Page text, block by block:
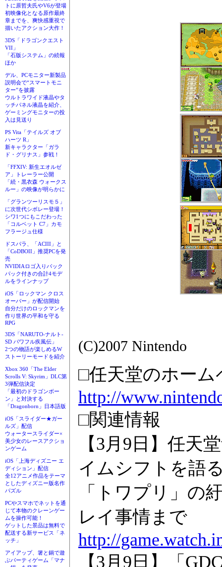
トに原哲夫氏やV6が登場
初映像化となる原作最終
章までを、爽快感重視で
描いたアクション大作！
3DS「ドラゴンクエスト
VII」
「石版システム」の続報
ほか
デル、PCモニター新製品
説明会で“スマートモニ
ター”を披露
ウルトラワイド液晶やタ
ッチパネル液晶を紹介、
ゲーミングモニターの投
入は見送り
PS Vita「テイルズ オブ
ハーツ R」
新キャラクター「ガラ
ド・グリナス」参戦！
「FFXIV: 新生エオルゼ
ア」トレーラー公開
「続・黒衣森 ウォークス
ルー」の映像が明らかに
「グランツーリスモ５」
に次世代シボレー登場！
シワ1つにもこだわった
「コルベット C7」カモ
フラージュ仕様
ドスパラ、「ACIII」と
「CoDBOII」推奨PCを発
売
NVIDIAロゴ入りバック
パック付きの合計4モデ
ルをラインナップ
iOS「ロックマン クロス
オーバー」が配信開始
自分だけのロックマンを
作り世界の平和を守る
RPG
3DS「NARUTO-ナルト-
SD パワフル疾風伝」
2つの物語が楽しめるW
ストーリーモードを紹介
Xbox 360「The Elder
Scrolls V: Skyrim」DLC第
3弾配信決定
「最初のドラゴンボー
ン」と対決する
「Dragonborn」日本語版
iOS「スライダー★ガー
ルズ」配信
ウォータースライダー×
美少女のレースアクショ
ンゲーム
iOS「上海ディズニー エ
ディション」配信
全12アニメ作品をテーマ
としたディズニー版名作
パズル
PCやスマホでネットを通
じて本物のクレーンゲー
ムを操作可能！
ゲットした景品は無料で
配送する新サービス「ネ
ッチ」
アイアップ、箸と鍋で遊
ぶパーティゲーム「マナ
(C)2007 Nintendo
□任天堂のホーム
http://
□関連情報
【3月9日】任天
イムシフトを語
「トワプリ」の
レイ事情まで
http://
【3月9日】「